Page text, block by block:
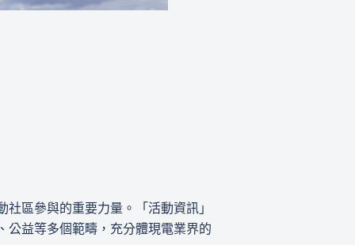
區參與的重要力量。「活動資訊」
公益等多個範疇，充分體現電業界的